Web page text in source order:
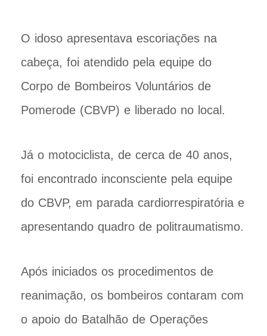
O idoso apresentava escoriações na
cabeça, foi atendido pela equipe do
Corpo de Bombeiros Voluntários de
Pomerode (CBVP) e liberado no local.
Já o motociclista, de cerca de 40 anos,
foi encontrado inconsciente pela equipe
do CBVP, em parada cardiorrespiratória e
apresentando quadro de politraumatismo.
Após iniciados os procedimentos de
reanimação, os bombeiros contaram com
o apoio do Batalhão de Operações